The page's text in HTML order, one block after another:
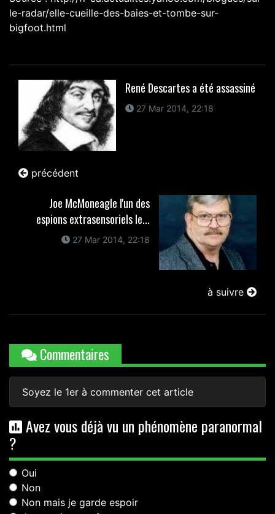
le-radar/elle-cueille-des-baies-et-tombe-sur-
bigfoot.html
René Descartes a été assassiné
27 Mar 2014, 22:18
précédent
Joe McMoneagle l'un des
espions extrasensoriels le...
27 Mar 2014, 22:18
à suivre
Commentaires
Soyez le 1er à commenter cet article
Avez vous déjà vu un phénomène paranormal
?
Oui
Non
Non mais je garde espoir